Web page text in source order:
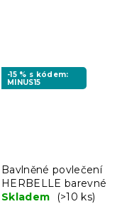
-15 % s kódem:
MINUS15
Bavlněné povlečení
HERBELLE barevné
Skladem
(>10 ks)